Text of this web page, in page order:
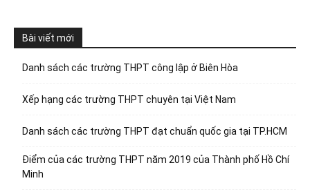
Bài viết mới
Danh sách các trường THPT công lập ở Biên Hòa
Xếp hạng các trường THPT chuyên tại Việt Nam
Danh sách các trường THPT đạt chuẩn quốc gia tại TP.HCM
Điểm của các trường THPT năm 2019 của Thành phố Hồ Chí
Minh